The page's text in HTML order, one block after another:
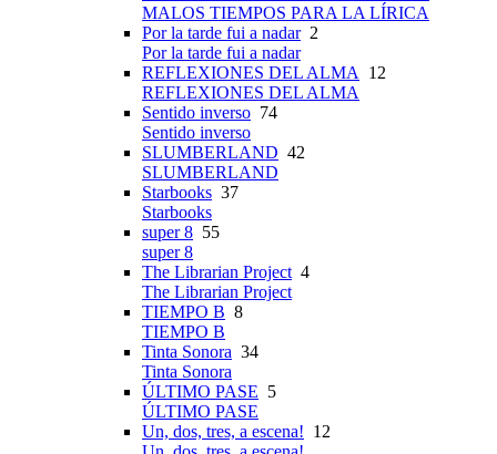
MALOS TIEMPOS PARA LA LÍRICA
Por la tarde fui a nadar2
Por la tarde fui a nadar
REFLEXIONES DEL ALMA
12
REFLEXIONES DEL ALMA
Sentido inverso 74
Sentido inverso
SLUMBERLAND 42
SLUMBERLAND
Starbooks 37
Starbooks
super 8 55
super 8
The Librarian Project 4
The Librarian Project
TIEMPO B 8
TIEMPO B
Tinta Sonora 34
Tinta Sonora
ÚLTIMO PASE 5
ÚLTIMO PASE
Un, dos, tres, a escena! 12